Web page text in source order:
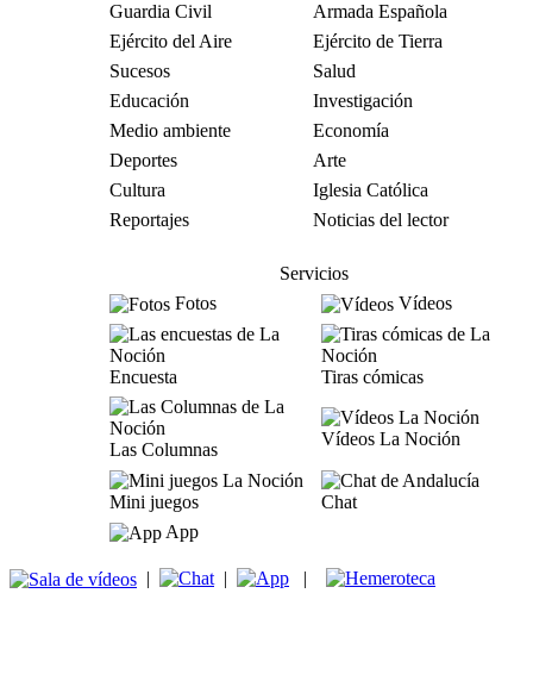
Guardia Civil
Armada Española
Ejército del Aire
Ejército de Tierra
Sucesos
Salud
Educación
Investigación
Medio ambiente
Economía
Deportes
Arte
Cultura
Iglesia Católica
Reportajes
Noticias del lector
Servicios
Fotos
Vídeos
Encuesta Tiras cómicas
Las Columnas
Vídeos La Noción
Mini juegos
Chat
App
| | |